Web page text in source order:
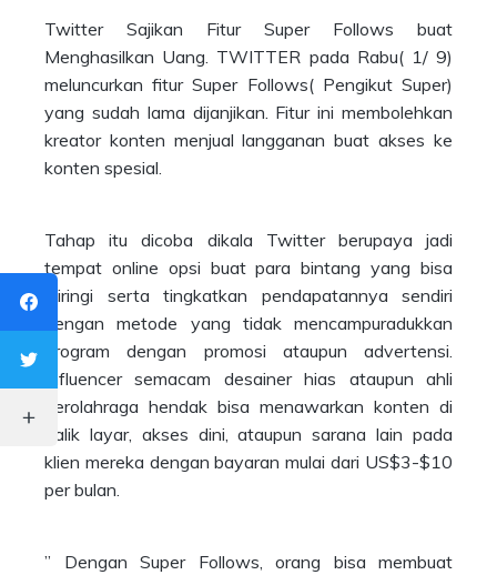
Twitter Sajikan Fitur Super Follows buat
Menghasilkan Uang. TWITTER pada Rabu( 1/ 9)
meluncurkan fitur Super Follows( Pengikut Super)
yang sudah lama dijanjikan. Fitur ini membolehkan
kreator konten menjual langganan buat akses ke
konten spesial.
Tahap itu dicoba dikala Twitter berupaya jadi
tempat online opsi buat para bintang yang bisa
diiringi serta tingkatkan pendapatannya sendiri
dengan metode yang tidak mencampuradukkan
program dengan promosi ataupun advertensi.
Influencer semacam desainer hias ataupun ahli
berolahraga hendak bisa menawarkan konten di
balik layar, akses dini, ataupun sarana lain pada
klien mereka dengan bayaran mulai dari US$3-$10
per bulan.
” Dengan Super Follows, orang bisa membuat